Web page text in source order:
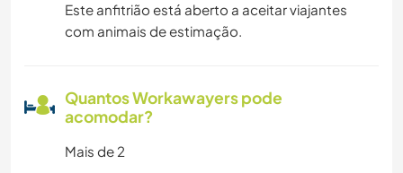
Este anfitrião está aberto a aceitar viajantes
com animais de estimação.
Quantos Workawayers pode
acomodar?
Mais de 2